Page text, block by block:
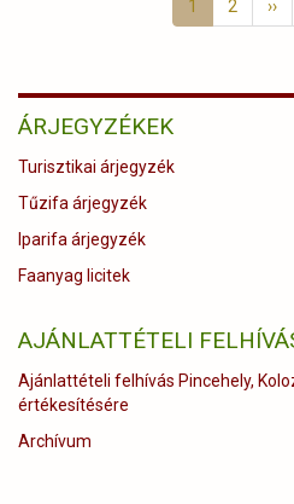
hullajtott
ellen!)
Jelenlegi
oldal
1 Page
2 ››
ÁRJEGYZÉKEK
Turisztikai árjegyzék
Tűzifa árjegyzék
Iparifa árjegyzék
Faanyag licitek
AJÁNLATTÉTELI
Ajánlattételi felhívás Pincehely,
értékesítésére
Archívum